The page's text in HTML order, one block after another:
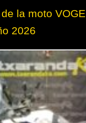
la moto
2026